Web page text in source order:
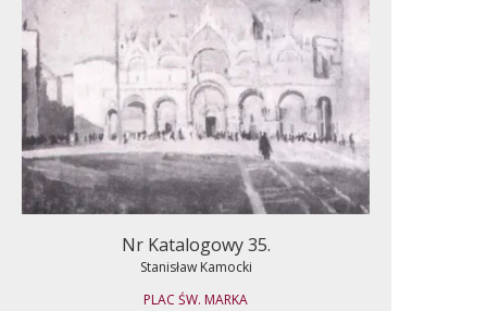
Nr Katalogowy 35.
Stanisław Kamocki
PLAC ŚW. MARKA